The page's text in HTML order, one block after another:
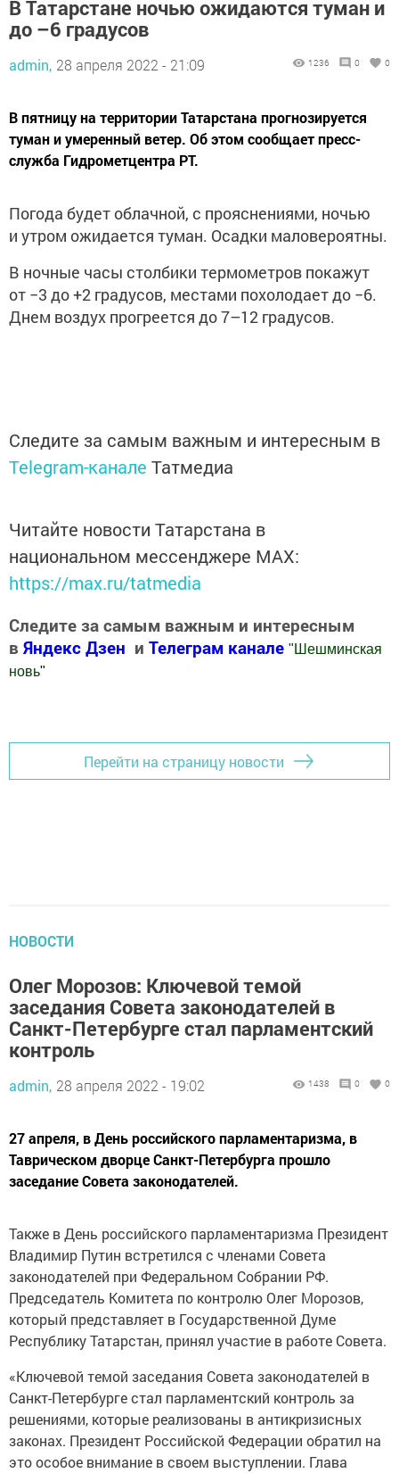
В Татарстане ночью ожидаются туман и
до –6 градусов
admin, 28 апреля 2022 - 21:09 1236 0 0
В пятницу на территории Татарстана прогнозируется
туман и умеренный ветер. Об этом сообщает пресс-
служба Гидрометцентра РТ.
Погода будет облачной, с прояснениями, ночью
и утром ожидается туман. Осадки маловероятны.
В ночные часы столбики термометров покажут
от −3 до +2 градусов, местами похолодает до −6.
Днем воздух прогреется до 7–12 градусов.
Следите за самым важным и интересным в
Telegram-канале Татмедиа
Читайте новости Татарстана в
национальном мессенджере MАХ:
https://max.ru/tatmedia
Следите за самым важным и интересным
в Яндекс Дзен и Телеграм канале " Шешминская
новь"
Перейти на страницу новости
НОВОСТИ
Олег Морозов: Ключевой темой
заседания Совета законодателей в
Санкт-Петербурге стал парламентский
контроль
admin, 28 апреля 2022 - 19:02 1438 0 0
27 апреля, в День российского парламентаризма, в
Таврическом дворце Санкт-Петербурга прошло
заседание Совета законодателей.
Также в День российского парламентаризма Президент
Владимир Путин встретился с членами Совета
законодателей при Федеральном Собрании РФ.
Председатель Комитета по контролю Олег Морозов,
который представляет в Государственной Думе
Республику Татарстан, принял участие в работе Совета.
«Ключевой темой заседания Совета законодателей в
Санкт-Петербурге стал парламентский контроль за
решениями, которые реализованы в антикризисных
законах. Президент Российской Федерации обратил на
это особое внимание в своем выступлении. Глава